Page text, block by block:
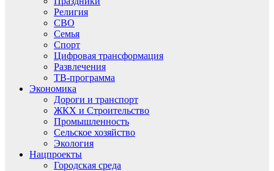
Религия
СВО
Семья
Спорт
Цифровая трансформация
Развлечения
ТВ-программа
Экономика
Дороги и транспорт
ЖКХ и Строительство
Промышленность
Сельское хозяйство
Экология
Нацпроекты
Городская среда